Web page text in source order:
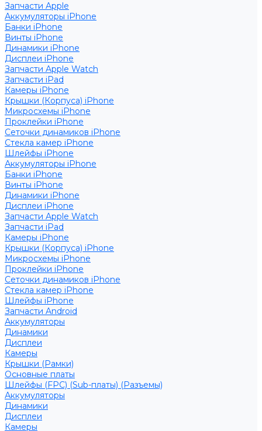
Запчасти Apple
Аккумуляторы iPhone
Банки iPhone
Винты iPhone
Динамики iPhone
Дисплеи iPhone
Запчасти Apple Watch
Запчасти iPad
Камеры iPhone
Крышки (Корпуса) iPhone
Микросхемы iPhone
Проклейки iPhone
Сеточки динамиков iPhone
Стекла камер iPhone
Шлейфы iPhone
Аккумуляторы iPhone
Банки iPhone
Винты iPhone
Динамики iPhone
Дисплеи iPhone
Запчасти Apple Watch
Запчасти iPad
Камеры iPhone
Крышки (Корпуса) iPhone
Микросхемы iPhone
Проклейки iPhone
Сеточки динамиков iPhone
Стекла камер iPhone
Шлейфы iPhone
Запчасти Android
Аккумуляторы
Динамики
Дисплеи
Камеры
Крышки (Рамки)
Основные платы
Шлейфы (FPC) (Sub-платы) (Разъемы)
Аккумуляторы
Динамики
Дисплеи
Камеры